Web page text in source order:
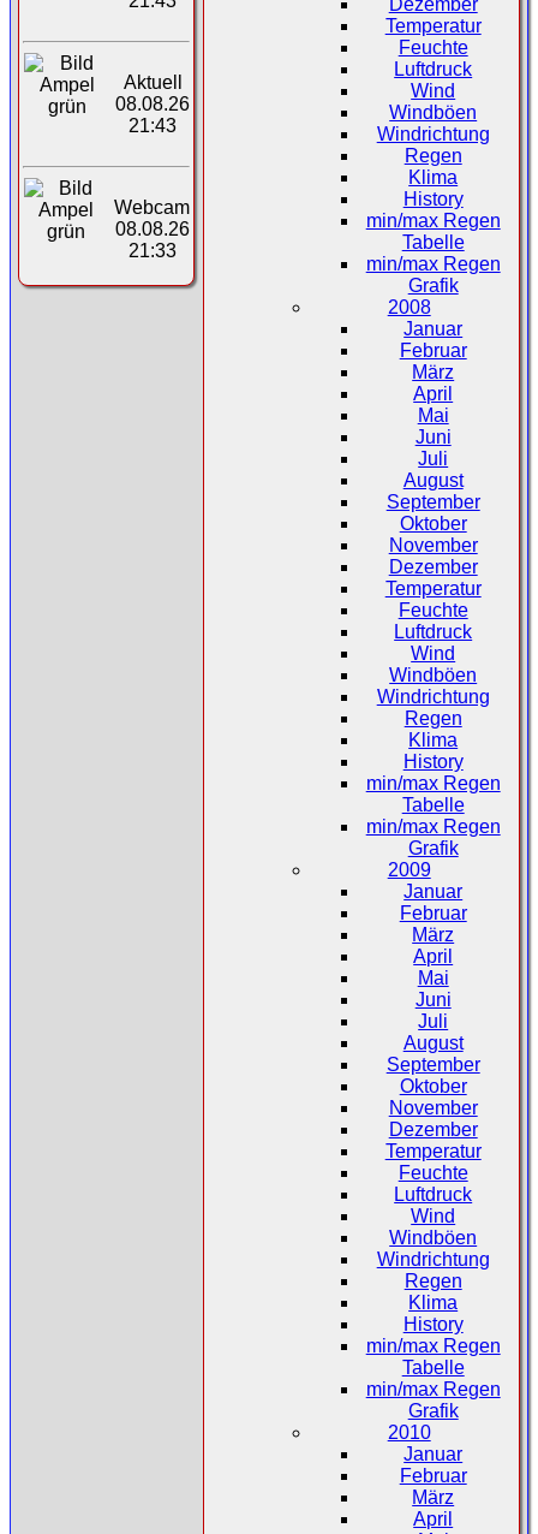
Aktuell
08.08.26
21:43
Webcam
08.08.26
21:33
Temperatur
Feuchte
Luftdruck
Wind
Windböen
Windrichtung
Regen
Klima
History
min/max Regen
Tabelle
min/max Regen
Grafik
2008
Januar
Februar
März
April
Mai
Juni
Juli
August
September
Oktober
November
Dezember
Temperatur
Feuchte
Luftdruck
Wind
Windböen
Windrichtung
Regen
Klima
History
min/max Regen
Tabelle
min/max Regen
Grafik
2009
Januar
Februar
März
April
Mai
Juni
Juli
August
September
Oktober
November
Dezember
Temperatur
Feuchte
Luftdruck
Wind
Windböen
Windrichtung
Regen
Klima
History
min/max Regen
Tabelle
min/max Regen
Grafik
2010
Januar
Februar
März
April